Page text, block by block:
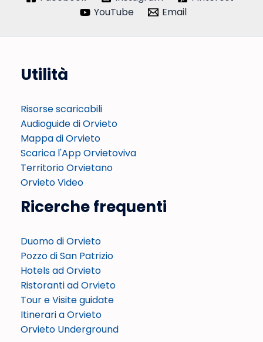
YouTube
Email
Utilità
Risorse scaricabili
Audioguide di Orvieto
Mappa di Orvieto
Scarica l'App Orvietoviva
Territorio Orvietano
Orvieto Video
Ricerche frequenti
Duomo di Orvieto
Pozzo di San Patrizio
Hotels ad Orvieto
Ristoranti ad Orvieto
Tour e Visite guidate
Itinerari a Orvieto
Orvieto Underground